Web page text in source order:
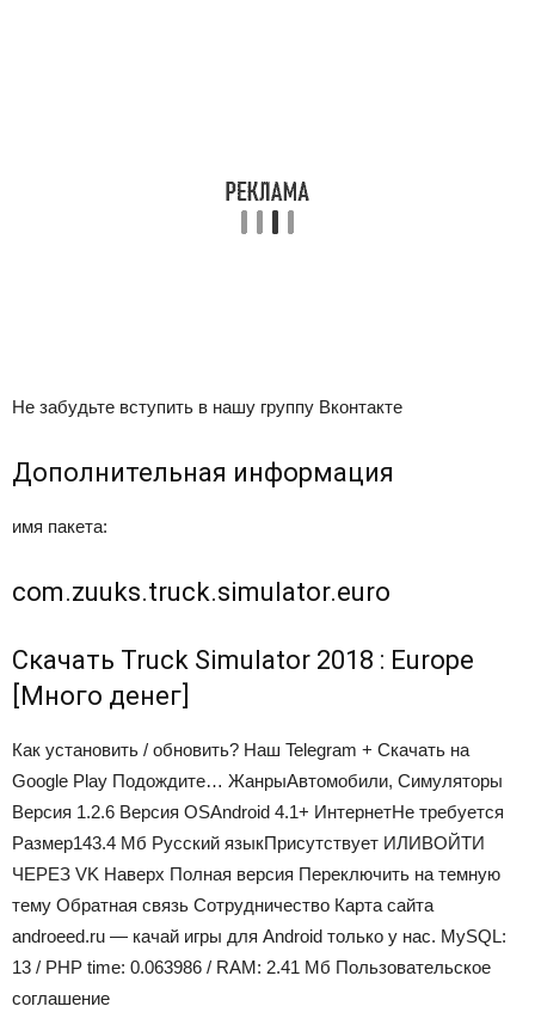
Не забудьте вступить в нашу группу Вконтакте
Дополнительная информация
имя пакета:
com.zuuks.truck.simulator.euro
Скачать Truck Simulator 2018 : Europe
[Много денег]
Как установить / обновить? Наш Telegram + Скачать на
Google Play Подождите… ЖанрыАвтомобили, Симуляторы
Версия 1.2.6 Версия OSAndroid 4.1+ ИнтернетНе требуется
Размер143.4 Mб Русский языкПрисутствует ИЛИВОЙТИ
ЧЕРЕЗ VK Наверх Полная версия Переключить на темную
тему Обратная связь Сотрудничество Карта сайта
androeed.ru — качай игры для Android только у нас. MySQL:
13 / PHP time: 0.063986 / RAM: 2.41 Mб Пользовательское
соглашение